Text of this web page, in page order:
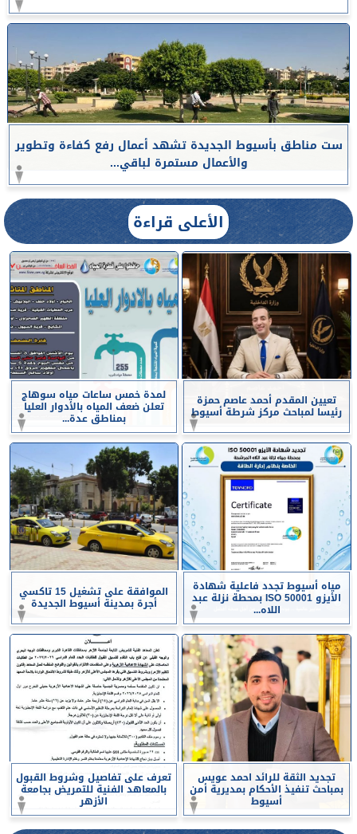
ست مناطق بأسيوط الجديدة تشهد أعمال رفع كفاءة وتطوير
والأعمال مستمرة لباقي...
الأعلى قراءة
تعيين المقدم أحمد عاصم حمزة
رئيسا لمباحث مركز شرطة أسيوط
لمدة خمس ساعات مياه سوهاج
تعلن ضعف المياه بالأدوار العليا
بمناطق عدة...
مياه أسيوط تجدد فاعلية شهادة
الأيزو ISO 50001 بمحطة نزلة عبد
اللاه...
الموافقة على تشغيل 15 تاكسي
أجرة بمدينة أسيوط الجديدة
تجديد الثقة للرائد احمد عويس
بمباحث تنفيذ الأحكام بمديرية أمن
أسيوط
تعرف على تفاصيل وشروط القبول
بالمعاهد الفنية للتمريض بجامعة
الأزهر